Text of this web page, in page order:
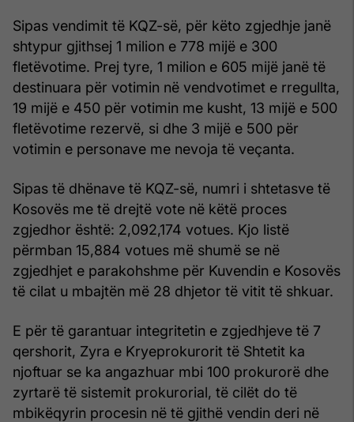
Sipas vendimit të KQZ-së, për këto zgjedhje janë
shtypur gjithsej 1 milion e 778 mijë e 300
fletëvotime. Prej tyre, 1 milion e 605 mijë janë të
destinuara për votimin në vendvotimet e rregullta,
19 mijë e 450 për votimin me kusht, 13 mijë e 500
fletëvotime rezervë, si dhe 3 mijë e 500 për
votimin e personave me nevoja të veçanta.
Sipas të dhënave të KQZ-së, numri i shtetasve të
Kosovës me të drejtë vote në këtë proces
zgjedhor është: 2,092,174 votues. Kjo listë
përmban 15,884 votues më shumë se në
zgjedhjet e parakohshme për Kuvendin e Kosovës
të cilat u mbajtën më 28 dhjetor të vitit të shkuar.
E për të garantuar integritetin e zgjedhjeve të 7
qershorit, Zyra e Kryeprokurorit të Shtetit ka
njoftuar se ka angazhuar mbi 100 prokurorë dhe
zyrtarë të sistemit prokurorial, të cilët do të
mbikëqyrin procesin në të gjithë vendin deri në